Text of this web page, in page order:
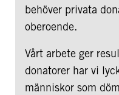
behöver privata
oberoende.
Vårt arbete ger
donatorer har vi
människor som